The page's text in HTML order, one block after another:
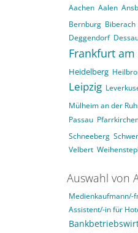
Aachen Aalen
Bernburg Biberach
Deggendorf
Frankfurt am
Heidelberg
Leipzig
Mülheim an der
Passau
Schneeberg
Velbert
Auswahl von
Medienkaufmann/-
Assistent/-in für